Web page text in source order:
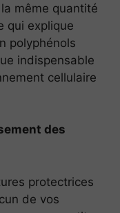
même quantité
qui explique
polyphénols
indispensable
cellulaire
des
protectrices
de vos